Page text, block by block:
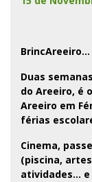
Duas
do Areeiro, é
Areeiro em
férias
Cinema,
(piscina,
atividades…